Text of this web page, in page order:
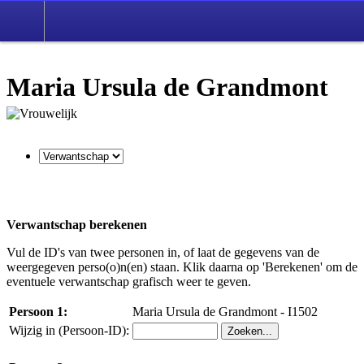
Maria Ursula de Grandmont
Verwantschap berekenen
Vul de ID's van twee personen in, of laat de gegevens van de
weergegeven perso(o)n(en) staan. Klik daarna op 'Berekenen' om de
eventuele verwantschap grafisch weer te geven.
Persoon 1:
Maria Ursula de Grandmont - I1502
Wijzig in (Persoon-ID):